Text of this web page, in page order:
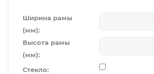
Ширина рамы
(мм):
Высота рамы
(мм):
Стекло: